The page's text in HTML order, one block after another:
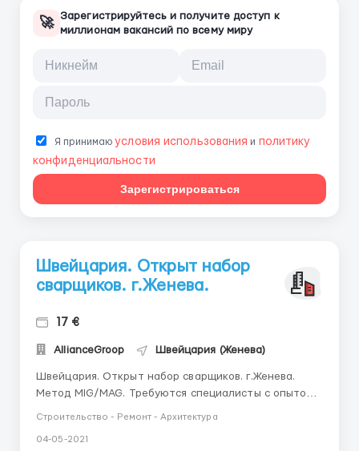
🚀 Зарегистрируйтесь и получите доступ к
миллионам вакансий по всему миру
Я принимаюусловия использования и политику
конфиденциальности
Зарегистрироваться
Швейцария. Открыт набор
сварщиков. г.Женева.
17 €
AllianceGroop Швейцария (Женева)
Швейцария. Открыт набор сварщиков. г.Женева.
Метод MIG/MAG. Требуются специалисты с опытом
нужно оплачивать 200 евро в месяц за
Строительство - Ремонт - Архитектура
04-05-2021